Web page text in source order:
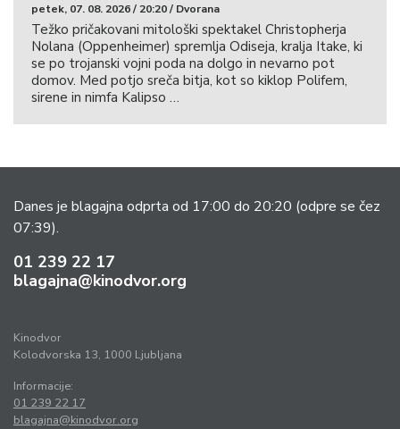
petek, 07. 08. 2026 / 20:20 / Dvorana
Težko pričakovani mitološki spektakel Christopherja
Nolana (Oppenheimer) spremlja Odiseja, kralja Itake, ki
se po trojanski vojni poda na dolgo in nevarno pot
domov. Med potjo sreča bitja, kot so kiklop Polifem,
sirene in nimfa Kalipso …
Danes je blagajna odprta od 17:00 do 20:20 (odpre se čez
07:39).
01 239 22 17
blagajna@kinodvor.org
Kinodvor
Kolodvorska 13, 1000 Ljubljana
Informacije:
01 239 22 17
blagajna@kinodvor.org